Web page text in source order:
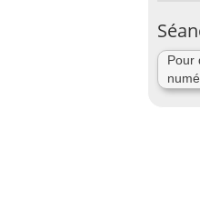
Pour